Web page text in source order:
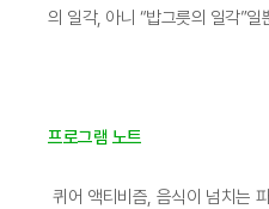
의 일각, 아니 “밥그릇의 일각”일
프로그램 노트
퀴어 액티비즘, 음식이 넘치는